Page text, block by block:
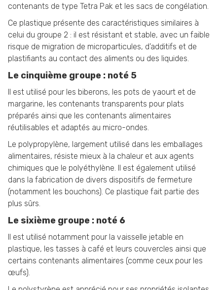
contenants de type Tetra Pak et les sacs de congélation.
Ce plastique présente des caractéristiques similaires à
celui du groupe 2 : il est résistant et stable, avec un faible
risque de migration de microparticules, d’additifs et de
plastifiants au contact des aliments ou des liquides.
Le cinquième groupe : noté 5
Il est utilisé pour les biberons, les pots de yaourt et de
margarine, les contenants transparents pour plats
préparés ainsi que les contenants alimentaires
réutilisables et adaptés au micro-ondes.
Le polypropylène, largement utilisé dans les emballages
alimentaires, résiste mieux à la chaleur et aux agents
chimiques que le polyéthylène. Il est également utilisé
dans la fabrication de divers dispositifs de fermeture
(notamment les bouchons). Ce plastique fait partie des
plus sûrs.
Le sixième groupe : noté 6
Il est utilisé notamment pour la vaisselle jetable en
plastique, les tasses à café et leurs couvercles ainsi que
certains contenants alimentaires (comme ceux pour les
œufs).